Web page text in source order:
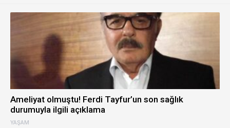
YAŞAM
Ameliyat olmuştu! Ferdi Tayfur’un son sağlık
durumuyla ilgili açıklama